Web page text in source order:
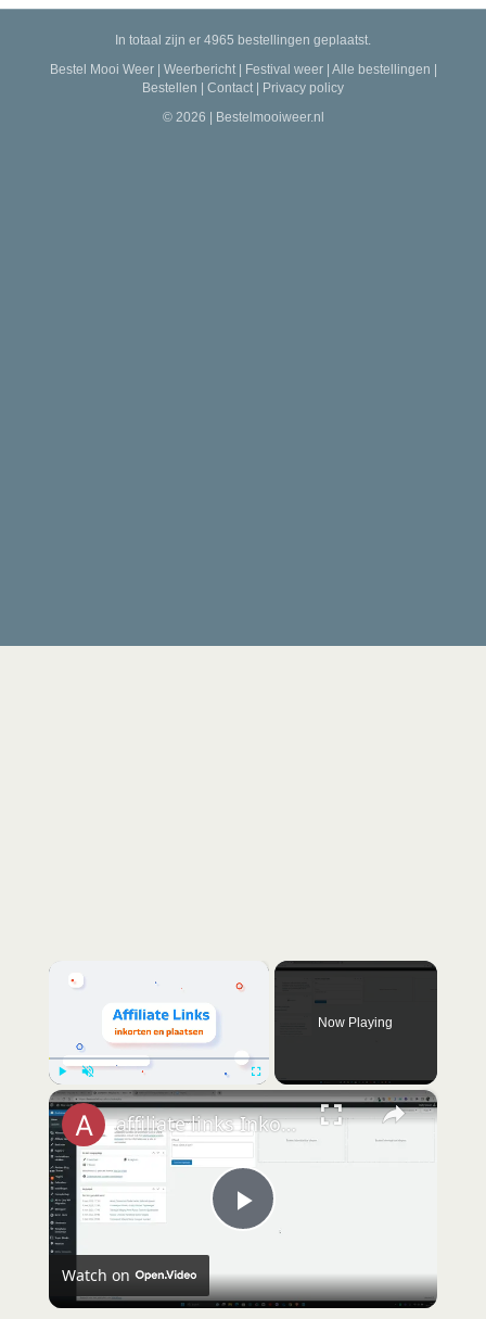
In totaal zijn er 4965 bestellingen geplaatst.
Bestel Mooi Weer| Weerbericht| Festival weer| Alle bestellingen |
Bestellen | Contact | Privacy policy
© 2026 | Bestelmooiweer.nl
Play Unmute
Now Playing
×
P
l
affiliate links Inkorten plugin
Watch on